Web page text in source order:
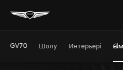
GV70 Шолу Интерьері